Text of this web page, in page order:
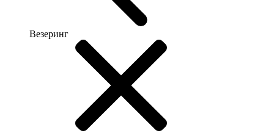
Везеринг